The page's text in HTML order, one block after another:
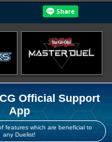
Official Support
App
features which are beneficial to
any Duelist!